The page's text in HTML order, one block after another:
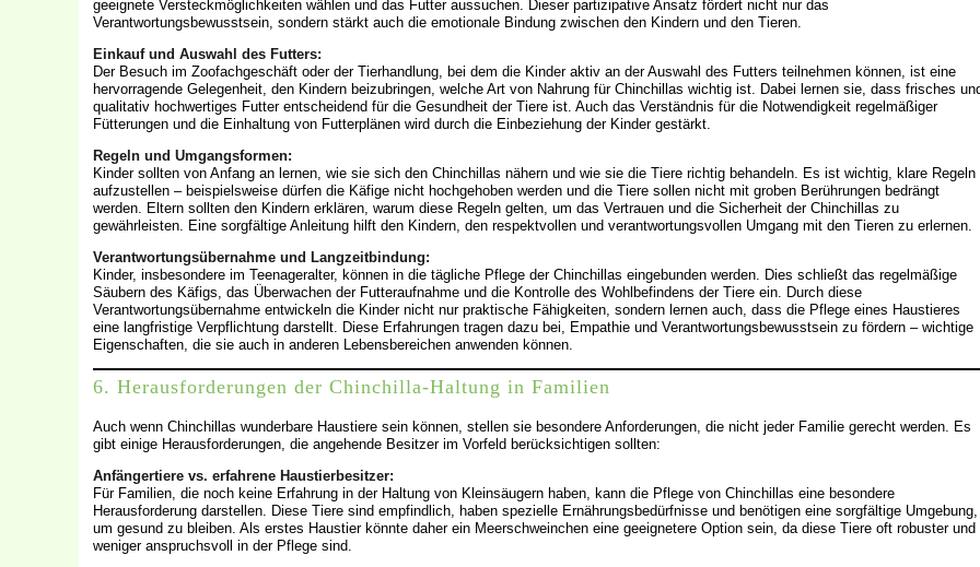
geeignete Versteckmöglichkeiten wählen und das Futter aussuchen. Dieser partizipative Ansatz fördert nicht nur das
Verantwortungsbewusstsein, sondern stärkt auch die emotionale Bindung zwischen den Kindern und den Tieren.
Einkauf und Auswahl des Futters:
Der Besuch im Zoofachgeschäft oder der Tierhandlung, bei dem die Kinder aktiv an der Auswahl des Futters teilnehmen können, ist eine
hervorragende Gelegenheit, den Kindern beizubringen, welche Art von Nahrung für Chinchillas wichtig ist. Dabei lernen sie, dass frisches
qualitativ hochwertiges Futter entscheidend für die Gesundheit der Tiere ist. Auch das Verständnis für die Notwendigkeit regelmäßiger
Fütterungen und die Einhaltung von Futterplänen wird durch die Einbeziehung der Kinder gestärkt.
Regeln und Umgangsformen:
Kinder sollten von Anfang an lernen, wie sie sich den Chinchillas nähern und wie sie die Tiere richtig behandeln. Es ist wichtig, klare Regeln
aufzustellen – beispielsweise dürfen die Käfige nicht hochgehoben werden und die Tiere sollen nicht mit groben Berührungen bedrängt
werden. Eltern sollten den Kindern erklären, warum diese Regeln gelten, um das Vertrauen und die Sicherheit der Chinchillas zu
gewährleisten. Eine sorgfältige Anleitung hilft den Kindern, den respektvollen und verantwortungsvollen Umgang mit den Tieren zu erlernen.
Verantwortungsübernahme und Langzeitbindung:
Kinder, insbesondere im Teenageralter, können in die tägliche Pflege der Chinchillas eingebunden werden. Dies schließt das regelmäßige
Säubern des Käfigs, das Überwachen der Futteraufnahme und die Kontrolle des Wohlbefindens der Tiere ein. Durch diese
Verantwortungsübernahme entwickeln die Kinder nicht nur praktische Fähigkeiten, sondern lernen auch, dass die Pflege eines Haustieres
eine langfristige Verpflichtung darstellt. Diese Erfahrungen tragen dazu bei, Empathie und Verantwortungsbewusstsein zu fördern – wichtige
Eigenschaften, die sie auch in anderen Lebensbereichen anwenden können.
6. Herausforderungen der Chinchilla-Haltung in Familien
Auch wenn Chinchillas wunderbare Haustiere sein können, stellen sie besondere Anforderungen, die nicht jeder Familie gerecht werden. Es
gibt einige Herausforderungen, die angehende Besitzer im Vorfeld berücksichtigen sollten:
Anfängertiere vs. erfahrene Haustierbesitzer:
Für Familien, die noch keine Erfahrung in der Haltung von Kleinsäugern haben, kann die Pflege von Chinchillas eine besondere
Herausforderung darstellen. Diese Tiere sind empfindlich, haben spezielle Ernährungsbedürfnisse und benötigen eine sorgfältige Umgebung,
um gesund zu bleiben. Als erstes Haustier könnte daher ein Meerschweinchen eine geeignetere Option sein, da diese Tiere oft robuster und
weniger anspruchsvoll in der Pflege sind.